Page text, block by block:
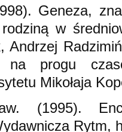
Geneza,
w
Andrzej
progu
Mikołaja
(1995).
Rytm,